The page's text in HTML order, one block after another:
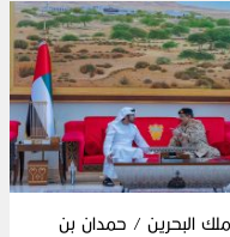
البحرين / حمدان بن